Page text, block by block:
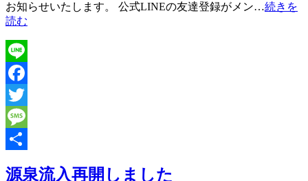
お知らせいたします。 公式LINEの友達登録がメン…続きを
読む
Line
Facebook
Twitter
Message
源泉流入再開しました